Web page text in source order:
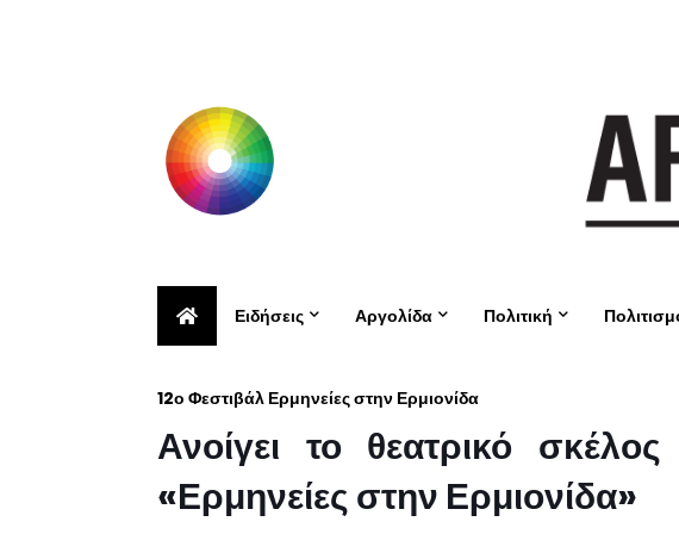
Ειδήσεις Αργολίδα Πολιτική
12ο Φεστιβάλ Ερμηνείες στην Ερμιονίδα
Ανοίγει το θεατρικό
«Ερμηνείες στην Ερμιονίδα»